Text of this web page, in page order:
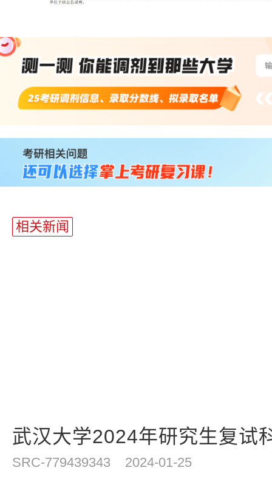
相关新闻
武汉大学2024年研究生复试
SRC-779439343 2024-01-25